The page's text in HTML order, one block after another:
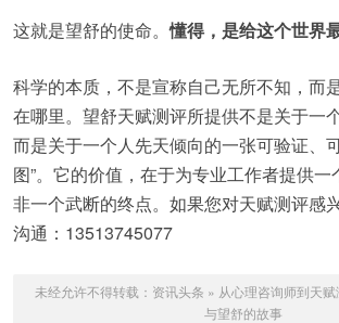
这就是望舒的使命。懂得，是给这个世界
科学的本质，不是宣称自己无所不知，而
在哪里。望舒天赋测评所提供不是关于一
而是关于一个人先天倾向的一张可验证、
图”。它的价值，在于为专业工作者提供
非一个武断的终点。如果您对天赋测评感
沟通：13513745077
未经允许不得转载： 资讯头条 » 从心理咨询师到天
与望舒的故事